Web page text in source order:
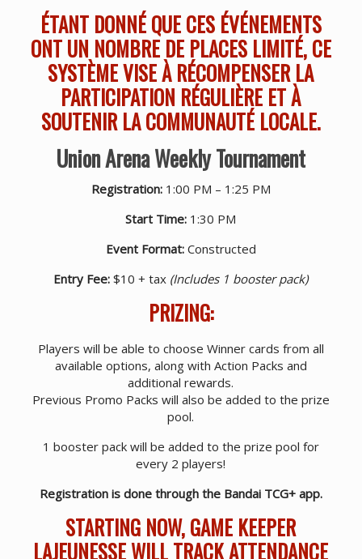
ÉTANT DONNÉ QUE CES ÉVÉNEMENTS
ONT UN NOMBRE DE PLACES LIMITÉ, CE
SYSTÈME VISE À RÉCOMPENSER LA
PARTICIPATION RÉGULIÈRE ET À
SOUTENIR LA COMMUNAUTÉ LOCALE.
Union Arena Weekly Tournament
Registration:1:00 PM – 1:25 PM
Start Time: 1:30 PM
Event Format:Constructed
Entry Fee: $10 + tax (Includes 1 booster pack)
PRIZING:
Players will be able to choose Winner cards from all
available options, along with Action Packs and
additional rewards.
Previous Promo Packs will also be added to the prize
pool.
1 booster pack will be added to the prize pool for
every 2 players!
Registration is done through the Bandai TCG+ app.
STARTING NOW, GAME KEEPER
LAJEUNESSE WILL TRACK ATTENDANCE